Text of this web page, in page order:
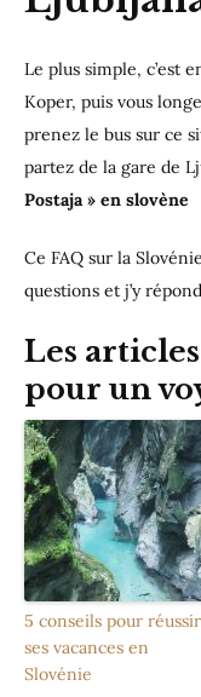
Le plus simple, c’est
Koper, puis vous
prenez le bus sur ce
partez de la gare de
Postaja » en slovène
Ce FAQ sur la
questions et j’y
Les
pour un
5 conseils pour réussir
ses vacances en
Slovénie